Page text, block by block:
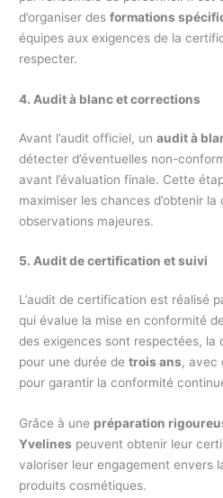
d’organiser desformations
équipes aux exigences de la
respecter.
4. Audit à blanc et corrections
Avant l’audit officiel, unaudit à
détecter d’éventuelles non-
avant l’évaluation finale. Cette
maximiser les chances d’obtenir
observations majeures.
5. Audit de certification et suivi
L’audit de certification est réalisé
qui évalue la mise en conformité de
des exigences sont respectées, la
pour une durée detrois ans, avec
pour garantir la conformité
Grâce à une préparation
Yvelines peuvent obtenir leur
valoriser leur engagement envers
produits cosmétiques.